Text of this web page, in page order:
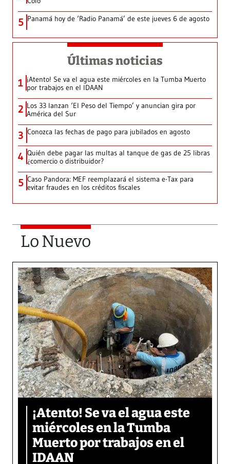
5 Panamá hoy de ‘Radio Panamá’ de este jueves 6 de agosto
Últimas noticias
1 ¡Atento! Se va el agua este miércoles en la Tumba Muerto
por trabajos en el IDAAN
2 Los 33 lanzan ‘El Peso del Tiempo’ y anuncian gira por
América del Sur
3 Conozca las fechas de pago para jubilados en agosto
4 Quién debe pagar las multas al tanque de gas de 25 libras
¿comercio o distribuidor?
5 Caso Pandora: MEF reemplazará el sistema e-Tax para
evitar fraudes en los créditos fiscales
Lo Nuevo
¡Atento! Se va el agua este
miércoles en la Tumba
Muerto por trabajos en el
IDAAN